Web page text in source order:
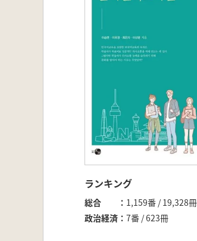
ランキング
総合
1,159番 / 19,328冊
政治経済
7番 / 623冊